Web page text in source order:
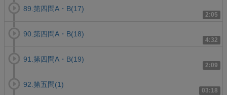
2:05
89.第四問A・B(17)
4:32
90.第四問A・B(18)
2:09
91.第四問A・B(19)
03:18
92.第五問(1)